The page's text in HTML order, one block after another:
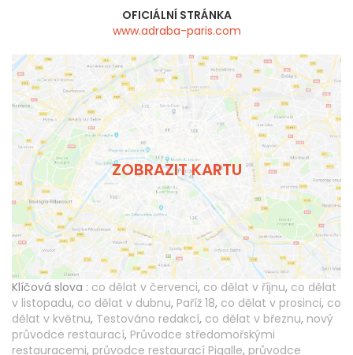
OFICIÁLNÍ STRÁNKA
www.adraba-paris.com
ZOBRAZIT KARTU
Klíčová slova : co dělat v červenci, co dělat v říjnu, co dělat
v listopadu, co dělat v dubnu, Paříž 18, co dělat v prosinci, co
dělat v květnu, Testováno redakcí, co dělat v březnu, nový
průvodce restaurací, Průvodce středomořskými
restauracemi, průvodce restaurací Pigalle, průvodce